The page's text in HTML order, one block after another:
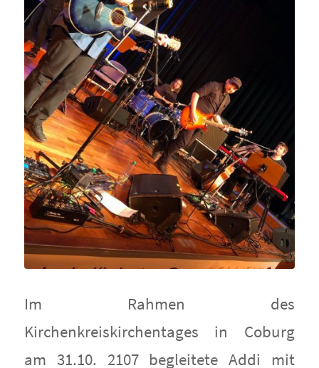
Im Rahmen des
Kirchenkreiskirchentages in Coburg
am 31.10. 2107 begleitete Addi mit